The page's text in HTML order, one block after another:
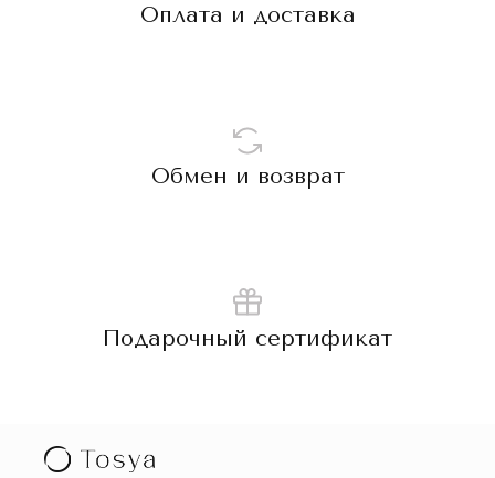
Оплата и доставка
Обмен и возврат
Подарочный сертификат